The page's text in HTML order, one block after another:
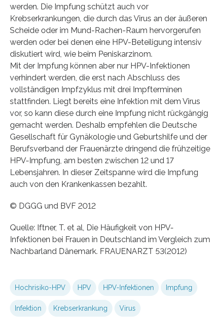
werden. Die Impfung schützt auch vor
Krebserkrankungen, die durch das Virus an der äußeren
Scheide oder im Mund-Rachen-Raum hervorgerufen
werden oder bei denen eine HPV-Beteiligung intensiv
diskutiert wird, wie beim Peniskarzinom.
Mit der Impfung können aber nur HPV-Infektionen
verhindert werden, die erst nach Abschluss des
vollständigen Impfzyklus mit drei Impfterminen
stattfinden. Liegt bereits eine Infektion mit dem Virus
vor, so kann diese durch eine Impfung nicht rückgängig
gemacht werden. Deshalb empfehlen die Deutsche
Gesellschaft für Gynäkologie und Geburtshilfe und der
Berufsverband der Frauenärzte dringend die frühzeitige
HPV-Impfung, am besten zwischen 12 und 17
Lebensjahren. In dieser Zeitspanne wird die Impfung
auch von den Krankenkassen bezahlt.
© DGGG und BVF 2012
Quelle: Iftner, T. et al, Die Häufigkeit von HPV-
Infektionen bei Frauen in Deutschland im Vergleich zum
Nachbarland Dänemark. FRAUENARZT 53(2012)
Hochrisiko-HPV HPV HPV-Infektionen Impfung
Infektion Krebserkrankung Virus